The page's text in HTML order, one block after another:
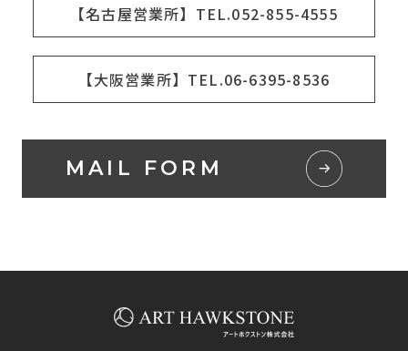
【名古屋営業所】TEL.052-855-4555
【大阪営業所】TEL.06-6395-8536
MAIL FORM